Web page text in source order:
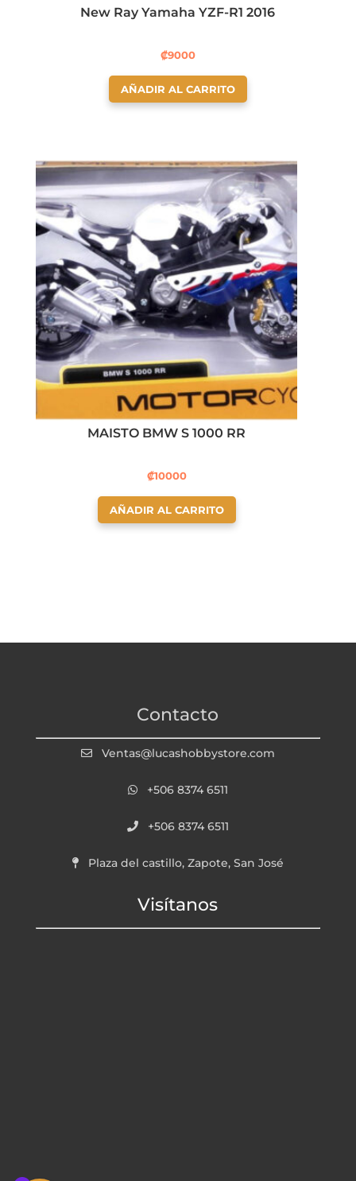
New Ray Yamaha YZF-R1 2016
₡9000
AÑADIR AL CARRITO
MAISTO BMW S 1000 RR
₡10000
AÑADIR AL CARRITO
Contacto
Ventas@lucashobbystore.com
+506 8374 6511
+506 8374 6511
Plaza del castillo, Zapote, San José
Visítanos